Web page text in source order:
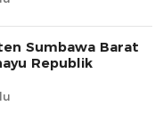
Sumbawa Barat
Republik